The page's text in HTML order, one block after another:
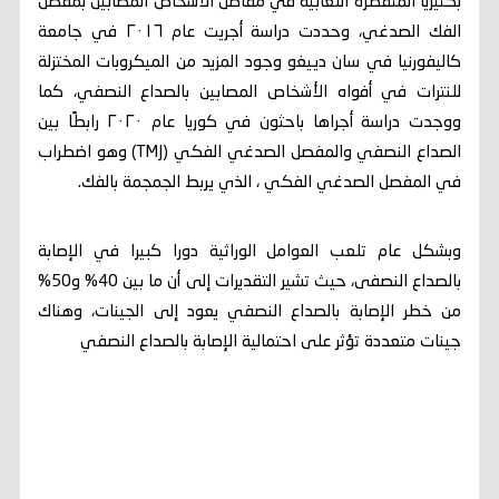
الفك الصدغي، وحددت دراسة أجريت عام ٢٠١٦ في جامعة
كاليفورنيا في سان دييغو وجود المزيد من الميكروبات المختزلة
للنترات في أفواه الأشخاص المصابين بالصداع النصفي، كما
ووجدت دراسة أجراها باحثون في كوريا عام ٢٠٢٠ رابطًا بين
الصداع النصفي والمفصل الصدغي الفكي (TMJ) وهو اضطراب
في المفصل الصدغي الفكي ، الذي يربط الجمجمة بالفك.
وبشكل عام تلعب العوامل الوراثية دورا كبيرا في الإصابة
بالصداع النصفى، حيث تشير التقديرات إلى أن ما بين 40% و50%
من خطر الإصابة بالصداع النصفي يعود إلى الجينات، وهناك
جينات متعددة تؤثر على احتمالية الإصابة بالصداع النصفي